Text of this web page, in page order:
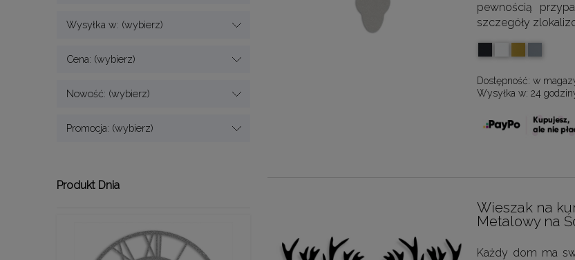
Wysyłka w: (wybierz)
Cena: (wybierz)
Nowość: (wybierz)
Promocja: (wybierz)
Produkt Dnia
pewnością
szczegóły
Dostępność: w
Wysyłka w: 24
Wieszak na
Metalowy na
Każdy dom ma